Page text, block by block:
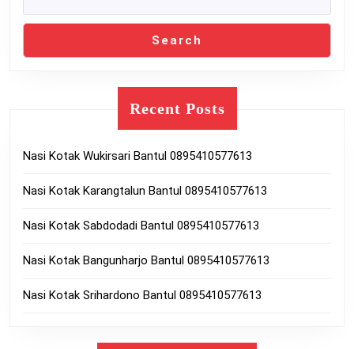
Search
Recent Posts
Nasi Kotak Wukirsari Bantul 0895410577613
Nasi Kotak Karangtalun Bantul 0895410577613
Nasi Kotak Sabdodadi Bantul 0895410577613
Nasi Kotak Bangunharjo Bantul 0895410577613
Nasi Kotak Srihardono Bantul 0895410577613